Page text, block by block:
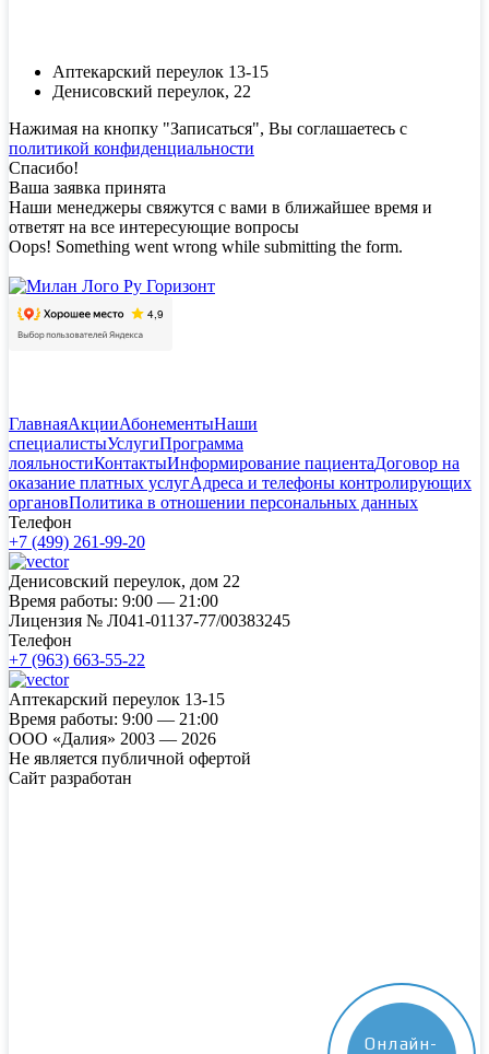
Онлайн-
Аптекарский переулок 13-15
Денисовский переулок, 22
Нажимая на кнопку "Записаться", Вы соглашаетесь с
политикой конфиденциальности
Спасибо!
Ваша заявка принята
Наши менеджеры свяжутся с вами в ближайшее время и
ответят на все интересующие вопросы
Oops! Something went wrong while submitting the form.
ГлавнаяАкцииАбонементыНаши
специалистыУслугиПрограмма
лояльностиКонтактыИнформирование пациентаДоговор на
оказание платных услугАдреса и телефоны контролирующих
органовПолитика в отношении персональных данных
Телефон
+7 (499) 261-99-20
Денисовский переулок, дом 22
Время работы: 9:00 — 21:00
Лицензия № Л041-01137-77/00383245
Телефон
+7 (963) 663-55-22
Аптекарский переулок 13-15
Время работы: 9:00 — 21:00
ООО «Далия» 2003 — 2026
Не является публичной офертой
Сайт разработан